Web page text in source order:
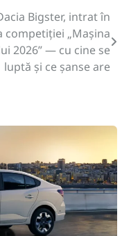
Bigster, intrat în
competiției „Mașina
2026” — cu cine se
luptă și ce șanse are